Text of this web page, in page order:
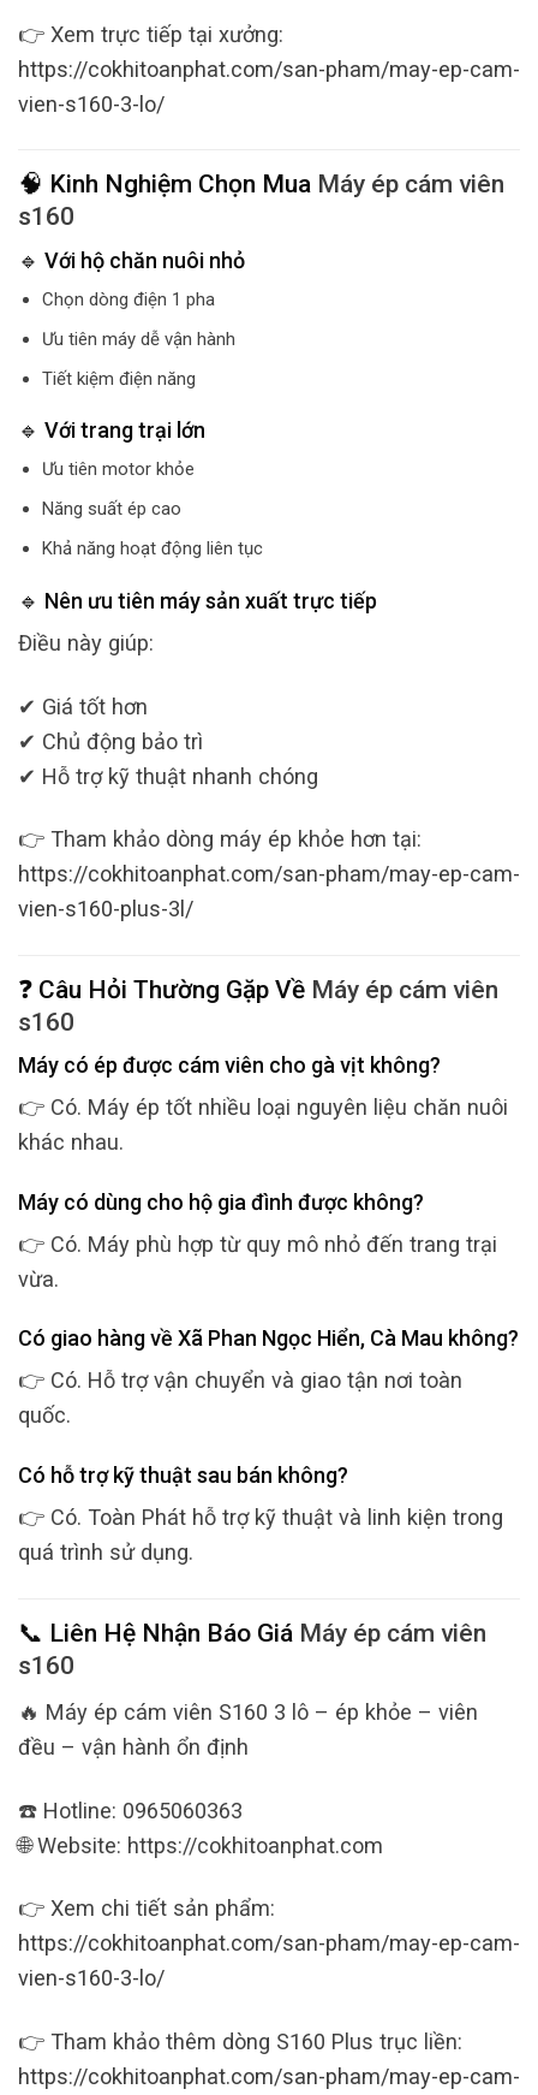
👉 Xem trực tiếp tại xưởng:
https://cokhitoanphat.com/san-pham/may-ep-cam-
vien-s160-3-lo/
🧠 Kinh Nghiệm Chọn Mua Máy ép cám viên
s160
🔹 Với hộ chăn nuôi nhỏ
Chọn dòng điện 1 pha
Ưu tiên máy dễ vận hành
Tiết kiệm điện năng
🔹 Với trang trại lớn
Ưu tiên motor khỏe
Năng suất ép cao
Khả năng hoạt động liên tục
🔹 Nên ưu tiên máy sản xuất trực tiếp
Điều này giúp:
✔ Giá tốt hơn
✔ Chủ động bảo trì
✔ Hỗ trợ kỹ thuật nhanh chóng
👉 Tham khảo dòng máy ép khỏe hơn tại:
https://cokhitoanphat.com/san-pham/may-ep-cam-
vien-s160-plus-3l/
❓ Câu Hỏi Thường Gặp Về Máy ép cám viên
s160
Máy có ép được cám viên cho gà vịt không?
👉 Có. Máy ép tốt nhiều loại nguyên liệu chăn nuôi
khác nhau.
Máy có dùng cho hộ gia đình được không?
👉 Có. Máy phù hợp từ quy mô nhỏ đến trang trại
vừa.
Có giao hàng về Xã Phan Ngọc Hiển, Cà Mau không?
👉 Có. Hỗ trợ vận chuyển và giao tận nơi toàn
quốc.
Có hỗ trợ kỹ thuật sau bán không?
👉 Có. Toàn Phát hỗ trợ kỹ thuật và linh kiện trong
quá trình sử dụng.
📞 Liên Hệ Nhận Báo Giá Máy ép cám viên
s160
🔥 Máy ép cám viên S160 3 lô – ép khỏe – viên
đều – vận hành ổn định
☎️ Hotline: 0965060363
🌐 Website: https://cokhitoanphat.com
👉 Xem chi tiết sản phẩm:
https://cokhitoanphat.com/san-pham/may-ep-cam-
vien-s160-3-lo/
👉 Tham khảo thêm dòng S160 Plus trục liền:
https://cokhitoanphat.com/san-pham/may-ep-cam-